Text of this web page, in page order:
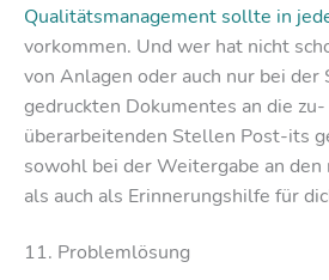
Qualitätsmanagement sollte in
vorkommen. Und wer hat nicht
von Anlagen oder auch nur bei der
gedruckten Dokumentes an die zu-
überarbeitenden Stellen Post-its
sowohl bei der Weitergabe an
als auch als Erinnerungshilfe für
11. Problemlösung